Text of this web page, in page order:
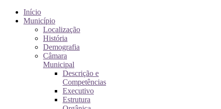
Início
Município
Localização
História
Demografia
Câmara
Municipal
Descrição e
Competências
Executivo
Estrutura